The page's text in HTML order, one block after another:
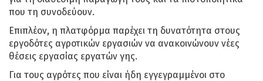
που τη συνοδεύουν.
Επιπλέον, η πλατφόρμα παρέχει τη δυνατότητα στους
εργοδότες αγροτικών εργασιών να ανακοινώνουν νέες
θέσεις εργασίας εργατών γης.
Για τους αγρότες που είναι ήδη εγγεγραμμένοι στο